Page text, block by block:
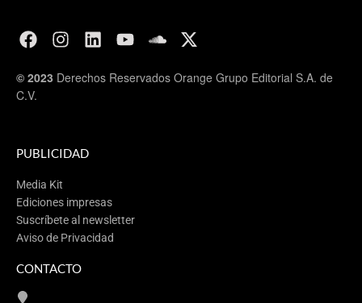
© 2023 Derechos Reservados Orange Grupo Editorial S.A. de
C.V.
PUBLICIDAD
Media Kit
Ediciones impresas
Suscríbete al newsletter
Aviso de Privacidad
CONTACTO